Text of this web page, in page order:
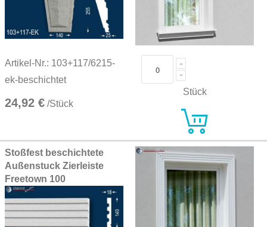
Artikel-Nr.: 103+117/6215-
ek-beschichtet
24,92 € /Stück
Stück
Stoßfest beschichtete
Außenstuck Zierleiste
Freetown 100